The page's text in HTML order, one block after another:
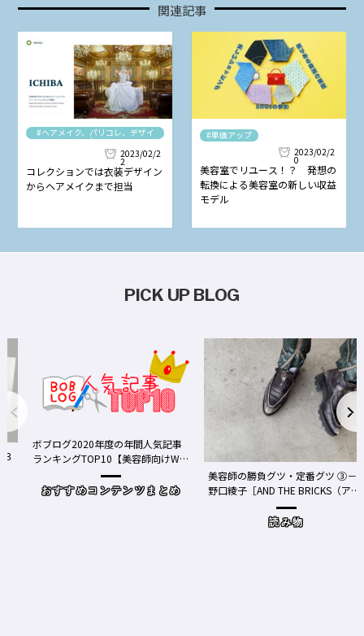
関連記事
#ヘアメイク、パリコレ、デザイ
ナー
2023/02/2
2
コレクションでは衣装デザイン
からヘアメイクまで担当
#単価アップ
2023/02/2
0
美容室でリユース！？ 発想の
転換による美容室の新しい収益
モデル
PICK UP BLOG
ボブログ2020年度の年間人気記事
ランキングTOP10【美容師向けWe
おすすめコンテンツまとめ
美容師の勝負グツ・定番グツ ③－
野口綾子［AND THE BRICKS（アン
ドザブリックス）／神奈川県鎌倉
読み物